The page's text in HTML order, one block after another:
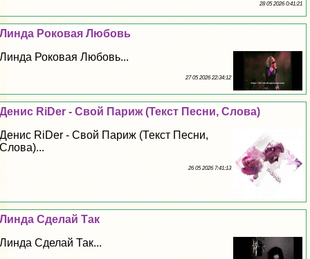
28 05 2026 0:41:21
Линда Роковая Любовь
Линда Роковая Любовь...
27 05 2026 22:34:12
Денис RiDer - Свой Париж (Текст Песни, Слова)
Денис RiDer - Свой Париж (Текст Песни,
Слова)...
26 05 2026 7:41:13
Линда Сделай Так
Линда Сделай Так...